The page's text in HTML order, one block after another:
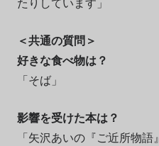
＜共通の質問＞
好きな食べ物は？
「そば」
影響を受けた本は？
「矢沢あいの『ご近所物